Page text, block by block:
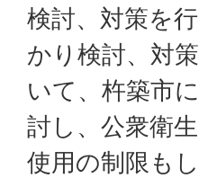
検討、対策を
かり検討、対
いて、杵築市
討し、公衆衛
使用の制限も